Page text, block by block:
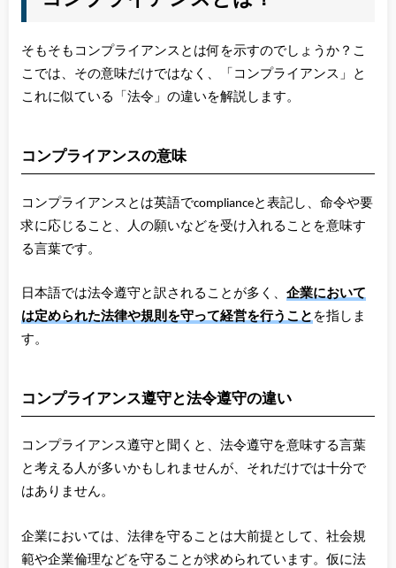
そもそもコンプライアンスとは何を示すのでしょうか？こ
こでは、その意味だけではなく、「コンプライアンス」と
これに似ている「法令」の違いを解説します。
コンプライアンスの意味
コンプライアンスとは英語でcomplianceと表記し、命令や要
求に応じること、人の願いなどを受け入れることを意味す
る言葉です。
日本語では法令遵守と訳されることが多く、 企業において
は定められた法律や規則を守って経営を行うことを指しま
す。
コンプライアンス遵守と法令遵守の違い
コンプライアンス遵守と聞くと、法令遵守を意味する言葉
と考える人が多いかもしれませんが、それだけでは十分で
はありません。
企業においては、法律を守ることは大前提として、社会規
範や企業倫理などを守ることが求められています。仮に法